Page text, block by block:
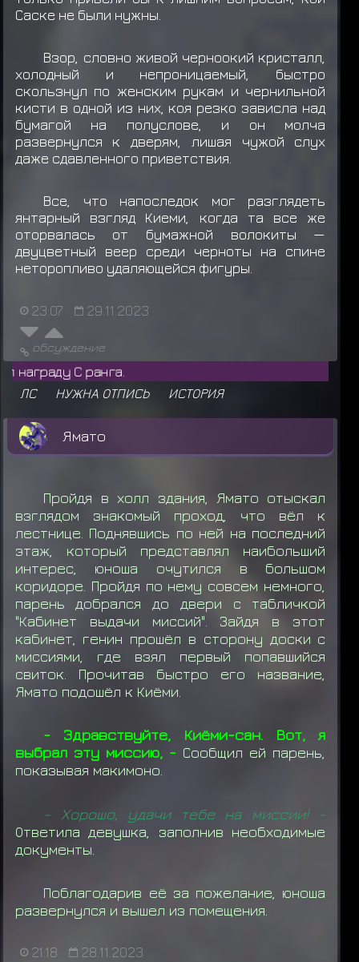
Саске не были нужны.
Взор, словно живой черноокий кристалл,
холодный и непроницаемый, быстро
скользнул по женским рукам и чернильной
кисти в одной из них, коя резко зависла над
бумагой на полуслове, и он молча
развернулся к дверям, лишая чужой слух
даже сдавленного приветствия.
Все, что напоследок мог разглядеть
янтарный взгляд Киеми, когда та все же
оторвалась от бумажной волокиты —
двуцветный веер среди черноты на спине
неторопливо удаляющейся фигуры.
23:07 29.11.2023
обсуждение
ЛС
НУЖНА ОТПИСЬ ИСТОРИЯ
Ямато
Пройдя в холл здания, Ямато отыскал
взглядом знакомый проход, что вёл к
лестнице. Поднявшись по ней на последний
этаж, который представлял наибольший
интерес, юноша очутился в большом
коридоре. Пройдя по нему совсем немного,
парень добрался до двери с табличкой
"Кабинет выдачи миссий". Зайдя в этот
кабинет, генин прошёл в сторону доски с
миссиями, где взял первый попавшийся
свиток. Прочитав быстро его название,
Ямато подошёл к Киёми.
- Здравствуйте, Киёми-сан. Вот, я
выбрал эту миссию, - Сообщил ей парень,
показывая макимоно.
- Хорошо, удачи тебе на миссии! -
Ответила девушка, заполнив необходимые
документы.
Поблагодарив её за пожелание, юноша
развернулся и вышел из помещения.
21:18 28.11.2023